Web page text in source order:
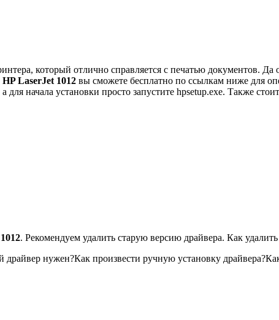
который отлично справляется с печатью документов.
LaserJet 1012 вы сможете бесплатно по ссылкам ниже для
начала установки просто запустите hpsetup.exe. Также
. Рекомендуем удалить старую версию драйвера. Как
драйвер нужен?Как произвести ручную установку